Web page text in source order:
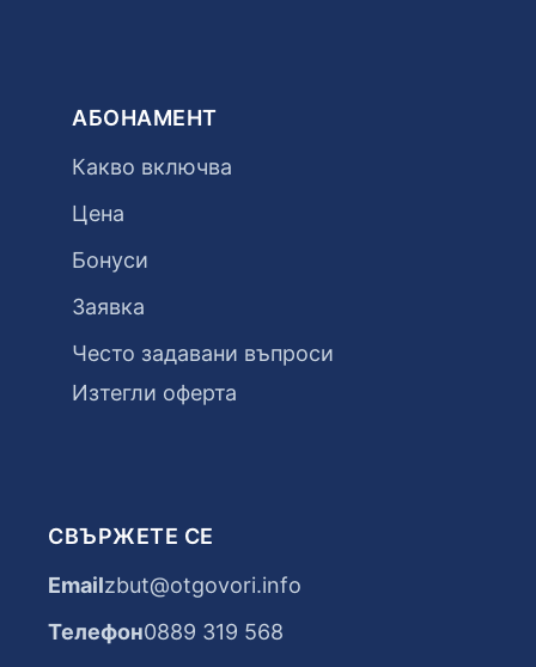
АБОНАМЕНТ
Какво включва
Цена
Бонуси
Заявка
Често задавани въпроси
Изтегли оферта
СВЪРЖЕТЕ СЕ
Emailzbut@otgovori.info
Телефон0889 319 568